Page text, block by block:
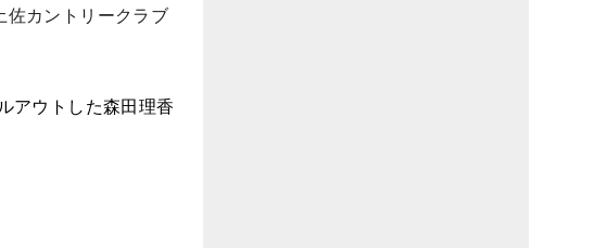
カントリークラブ
アウトした森田理香